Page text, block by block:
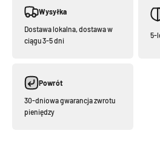
Wysyłka
Dostawa lokalna, dostawa w
ciągu 3-5 dni
5-
Powrót
30-dniowa gwarancja zwrotu
pieniędzy